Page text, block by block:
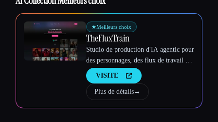
★Meilleurs choix
TheFluxTrain
Studio de production d'IA agentic pour
des personnages, des flux de travail et
des vidéos cohérents
VISITE
Plus de détails→